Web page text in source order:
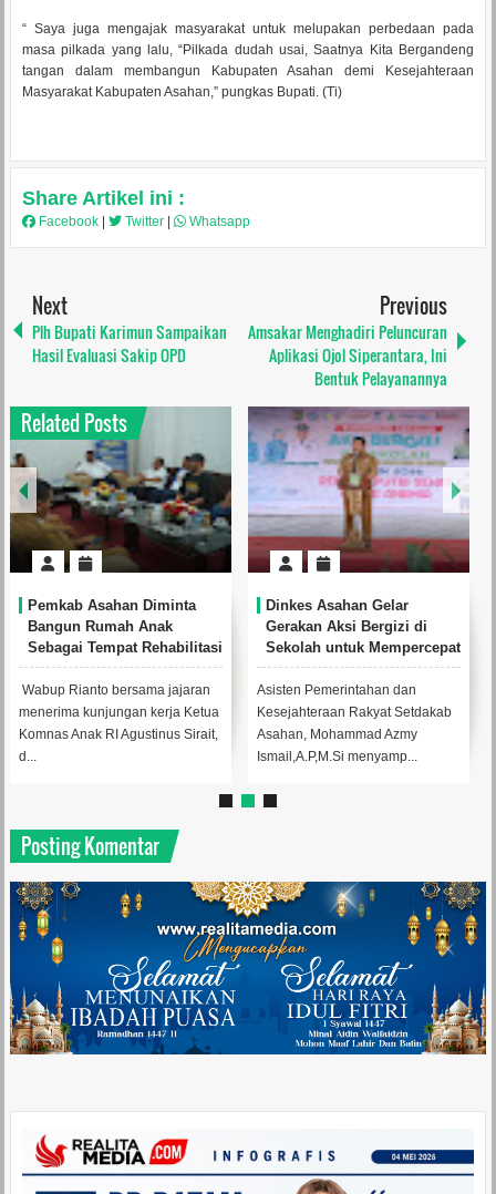
“ Saya juga mengajak masyarakat untuk melupakan perbedaan pada
masa pilkada yang lalu, “Pilkada dudah usai, Saatnya Kita Bergandeng
tangan dalam membangun Kabupaten Asahan demi Kesejahteraan
Masyarakat Kabupaten Asahan,” pungkas Bupati. (Ti)
Share Artikel ini :
Facebook | Twitter | Whatsapp
Next
Plh Bupati Karimun Sampaikan
Hasil Evaluasi Sakip OPD
Previous
Amsakar Menghadiri Peluncuran
Aplikasi Ojol Siperantara, Ini
Bentuk Pelayanannya
Related Posts
Pemkab Asahan Diminta
Bangun Rumah Anak
Sebagai Tempat Rehabilitasi
Anak Korban Kekerasan
Wabup Rianto bersama jajaran
menerima kunjungan kerja Ketua
Komnas Anak RI Agustinus Sirait,
d...
Dinkes Asahan Gelar
Gerakan Aksi Bergizi di
Sekolah untuk Mempercepat
Penanggulangan Stunting
Asisten Pemerintahan dan
Kesejahteraan Rakyat Setdakab
Asahan, Mohammad Azmy
Ismail,A.P,M.Si menyamp...
Posting Komentar